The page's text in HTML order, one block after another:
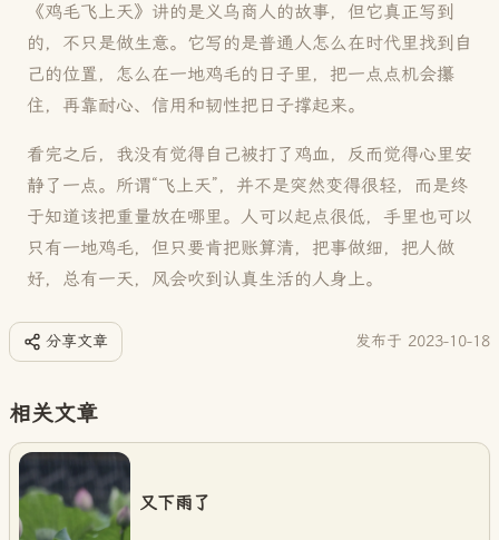
《鸡毛飞上天》讲的是义乌商人的故事，但它真正写到
的，不只是做生意。它写的是普通人怎么在时代里找到自
己的位置，怎么在一地鸡毛的日子里，把一点点机会攥
住，再靠耐心、信用和韧性把日子撑起来。
看完之后，我没有觉得自己被打了鸡血，反而觉得心里安
静了一点。所谓“飞上天”，并不是突然变得很轻，而是终
于知道该把重量放在哪里。人可以起点很低，手里也可以
只有一地鸡毛，但只要肯把账算清，把事做细，把人做
好，总有一天，风会吹到认真生活的人身上。
分享文章 发布于 2023-10-18
相关文章
又下雨了